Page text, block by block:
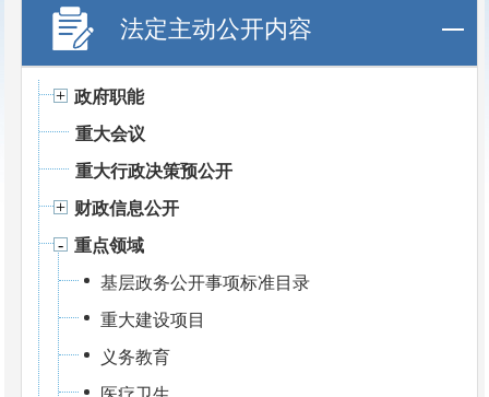
法定主动公开内容
政府职能
重大会议
重大行政决策预公开
财政信息公开
重点领域
基层政务公开事项标准目录
重大建设项目
义务教育